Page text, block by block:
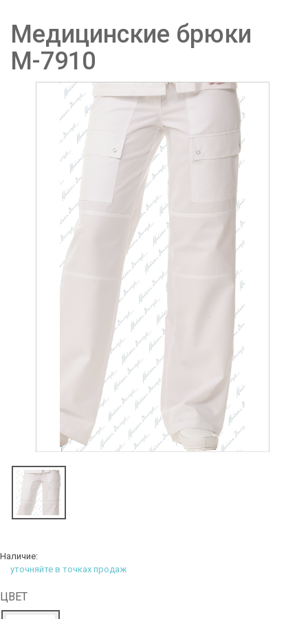
Медицинские брюки
М-7910
Наличие:
уточняйте в точках продаж
ЦВЕТ